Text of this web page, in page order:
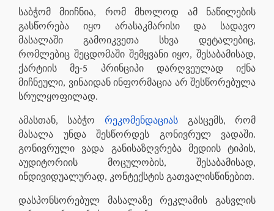
საბჭომ მიიჩნია, რომ მხოლოდ ამ ნაწილების
გასწორება იყო არასაკმარისი და სადავო
მასალაში გამოიკვეთა სხვა დეტალებიც,
რომლებიც შეცდომაში შემყვანი იყო, შესაბამისად,
ქარტიის მე-5 პრინციპი დარღვეულად იქნა
მიჩნეული, ვინაიდან ინფორმაცია არ შესწორებულა
სრულყოფილად.
ამასთან, საბჭო რეკომენდაციას
გასცემს, რომ
მასალა უნდა შესწორდეს გონივრულ ვადაში.
გონივრული ვადა განისაზღვრება მედიის ტიპის,
აუდიტორიის მოცულობის, შესაბამისად,
ინდივიდუალურად, კონტექსტის გათვალისწინებით.
დასპონსორებულ მასალაზე რეკლამის გასვლის